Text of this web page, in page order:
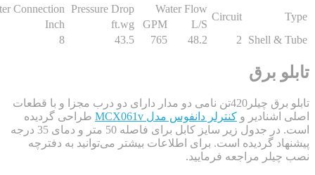
Water Flow
Pressure Drop
Water Connection
L/S
GPM
ft.wg
Shell
2
48.2
765
43.5
برق
تابلو برق چیلر420تن نامی دو مدار دارای دو درب مجزا و با قطعات
وکنترلر دانفوس مدل MCX061v
طراحی گردیده
است. در جدول زیر سایز کابل برای فاصله 50 متر و دمای 35 درجه
گردیده است. برای اطلاعات بیشتر می‌توانید به دفترچه
مراجعه فرمایید.